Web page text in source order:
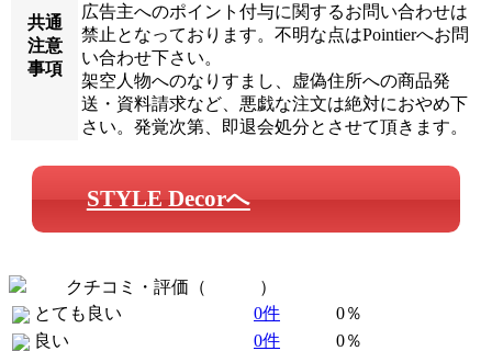
共通
注意
事項
広告主へのポイント付与に関するお問い合わせは
禁止となっております。不明な点はPointierへお問
い合わせ下さい。
架空人物へのなりすまし、虚偽住所への商品発
送・資料請求など、悪戯な注文は絶対におやめ下
さい。発覚次第、即退会処分とさせて頂きます。
STYLE Decorへ
クチコミ・評価（
）
とても良い
0件
0％
良い
0件
0％